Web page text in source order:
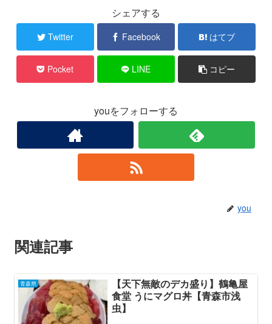
シェアする
Twitter Facebook はてブ
Pocket LINE コピー
youをフォローする
you
関連記事
青森県
【天下無敵のデカ盛り】鶴亀屋
食堂 うにマグロ丼【青森市浅
虫】